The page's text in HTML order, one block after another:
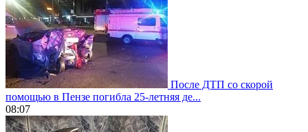
После ДТП со скорой
помощью в Пензе погибла 25-летняя де...
08:07